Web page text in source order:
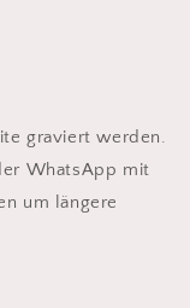
graviert werden.
WhatsApp mit
um längere